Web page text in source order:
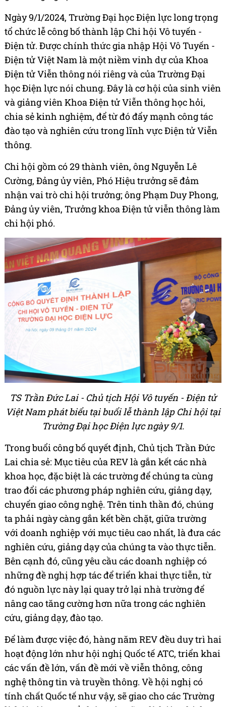
Ngày 9/1/2024, Trường Đại học Điện lực long trọng
tổ chức lễ công bố thành lập Chi hội Vô tuyến -
Điện tử. Được chính thức gia nhập Hội Vô Tuyến -
Điện tử Việt Nam là một niềm vinh dự của Khoa
Điện tử Viễn thông nói riêng và của Trường Đại
học Điện lực nói chung. Đây là cơ hội của sinh viên
và giảng viên Khoa Điện tử Viễn thông học hỏi,
chia sẻ kinh nghiệm, để từ đó đẩy mạnh công tác
đào tạo và nghiên cứu trong lĩnh vực Điện tử Viễn
thông.
Chi hội gồm có 29 thành viên, ông Nguyễn Lê
Cường, Đảng ủy viên, Phó Hiệu trưởng sẽ đảm
nhận vai trò chi hội trưởng; ông Phạm Duy Phong,
Đảng ủy viên, Trưởng khoa Điện tử viễn thông làm
chi hội phó.
TS Trần Đức Lai - Chủ tịch Hội Vô tuyến - Điện tử
Việt Nam phát biểu tại buổi lễ thành lập Chi hội tại
Trường Đại học Điện lực ngày 9/1.
Trong buổi công bố quyết định, Chủ tịch Trần Đức
Lai chia sẻ: Mục tiêu của REV là gắn kết các nhà
khoa học, đặc biệt là các trường để chúng ta cùng
trao đổi các phương pháp nghiên cứu, giảng dạy,
chuyển giao công nghệ. Trên tinh thần đó, chúng
ta phải ngày càng gắn kết bền chặt, giữa trường
với doanh nghiệp với mục tiêu cao nhất, là đưa các
nghiên cứu, giảng dạy của chúng ta vào thực tiễn.
Bên cạnh đó, cũng yêu cầu các doanh nghiệp có
những đề nghị hợp tác để triển khai thực tiễn, từ
đó nguồn lực này lại quay trở lại nhà trường để
nâng cao tăng cường hơn nữa trong các nghiên
cứu, giảng dạy, đào tạo.
Để làm được việc đó, hàng năm REV đều duy trì hai
hoạt động lớn như hội nghị Quốc tế ATC, triển khai
các vấn đề lớn, vấn đề mới về viễn thông, công
nghệ thông tin và truyền thông. Về hội nghị có
tính chất Quốc tế như vậy, sẽ giao cho các Trường